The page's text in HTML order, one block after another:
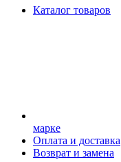
Каталог товаров
марке
Оплата и доставка
Возврат и замена